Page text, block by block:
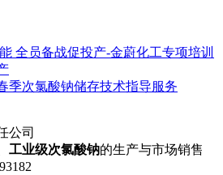
全员备战促投产-金蔚化工专项培训
季次氯酸钠储存技术指导服务
公司
工业级次氯酸钠的生产与市场销售